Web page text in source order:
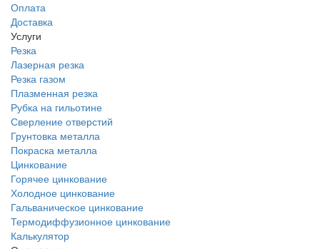
Оплата
Доставка
Услуги
Резка
Лазерная резка
Резка газом
Плазменная резка
Рубка на гильотине
Сверление отверстий
Грунтовка металла
Покраска металла
Цинкование
Горячее цинкование
Холодное цинкование
Гальваническое цинкование
Термодиффузионное цинкование
Калькулятор